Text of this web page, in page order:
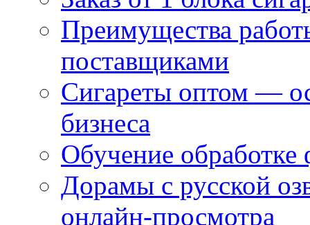
Преимущества
поставщиками
Сигареты оптом —
бизнеса
Обучение
Дорамы с русской
онлайн-просмотра